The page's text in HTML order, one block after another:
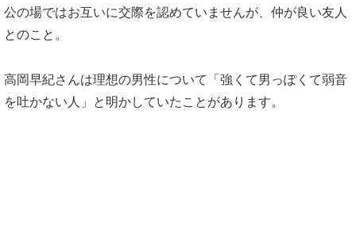
公の場ではお互いに交際を認めていませんが、仲が良い友人
とのこと。
高岡早紀さんは理想の男性について「強くて男っぽくて弱音
を吐かない人」と明かしていたことがあります。